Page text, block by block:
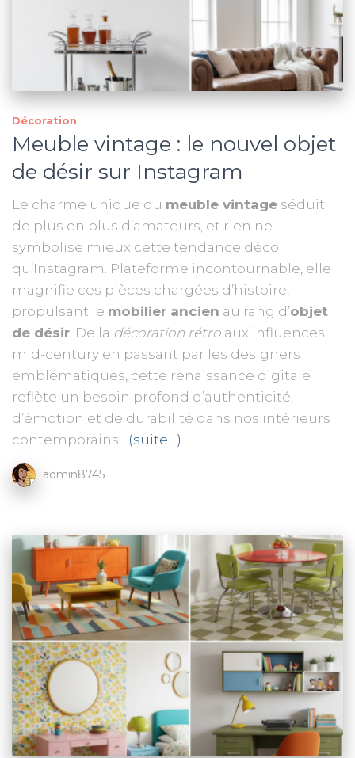
Décoration
Meuble vintage : le nouvel objet
de désir sur Instagram
Le charme unique du meuble vintage séduit
de plus en plus d’amateurs, et rien ne
symbolise mieux cette tendance déco
qu’Instagram. Plateforme incontournable, elle
magnifie ces pièces chargées d’histoire,
propulsant le mobilier ancien au rang d’objet
de désir. De la décoration rétro aux influences
mid-century en passant par les designers
emblématiques, cette renaissance digitale
reflète un besoin profond d’authenticité,
d’émotion et de durabilité dans nos intérieurs
contemporains. (suite…)
admin8745